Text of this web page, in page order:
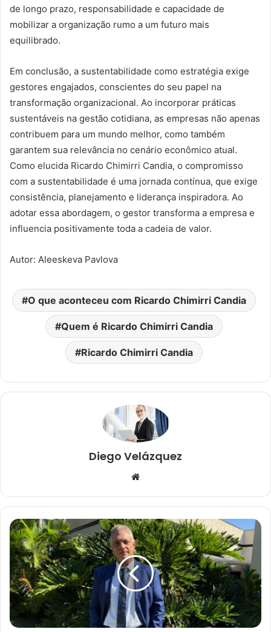
de longo prazo, responsabilidade e capacidade de
mobilizar a organização rumo a um futuro mais
equilibrado.
Em conclusão, a sustentabilidade como estratégia exige
gestores engajados, conscientes do seu papel na
transformação organizacional. Ao incorporar práticas
sustentáveis na gestão cotidiana, as empresas não apenas
contribuem para um mundo melhor, como também
garantem sua relevância no cenário econômico atual.
Como elucida Ricardo Chimirri Candia, o compromisso
com a sustentabilidade é uma jornada contínua, que exige
consistência, planejamento e liderança inspiradora. Ao
adotar essa abordagem, o gestor transforma a empresa e
influencia positivamente toda a cadeia de valor.
Autor: Aleeskeva Pavlova
O que aconteceu com Ricardo Chimirri Candia
Quem é Ricardo Chimirri Candia
Ricardo Chimirri Candia
Diego Velázquez
Website